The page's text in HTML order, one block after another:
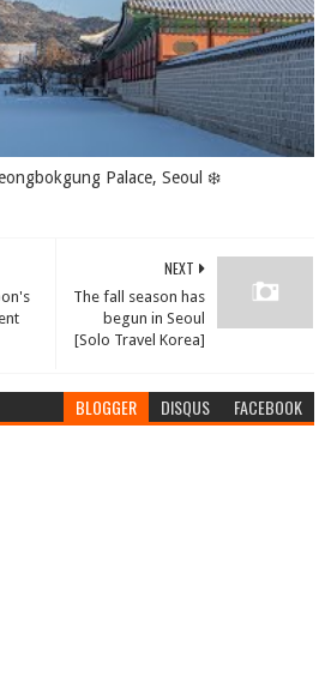
Palace, Seoul ❄️
NEXT
The fall season has
begun in Seoul
[Solo Travel Korea]
BLOGGER DISQUS FACEBOOK